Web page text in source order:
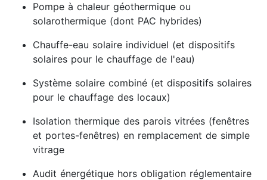
Pompe à chaleur géothermique ou
solarothermique (dont PAC hybrides)
Chauffe-eau solaire individuel (et dispositifs
solaires pour le chauffage de l'eau)
Système solaire combiné (et dispositifs solaires
pour le chauffage des locaux)
Isolation thermique des parois vitrées (fenêtres
et portes-fenêtres) en remplacement de simple
vitrage
Audit énergétique hors obligation réglementaire